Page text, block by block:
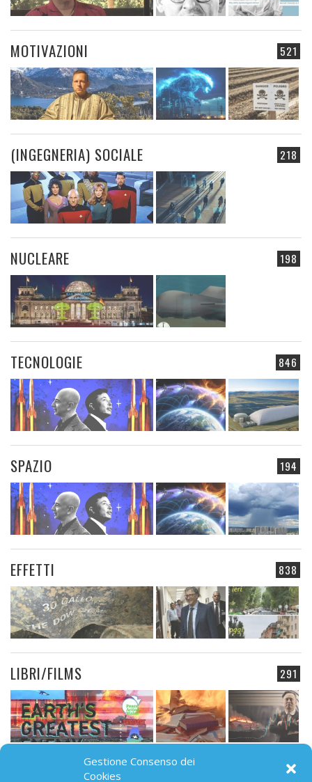
Gestione Consenso dei
Cookies
521
MOTIVAZIONI
218
(INGEGNERIA) SOCIALE
198
NUCLEARE
846
TECNOLOGIE
194
SPAZIO
838
EFFETTI
291
LIBRI/FILMS
91
CAMPO ELETTROMAGNETICO